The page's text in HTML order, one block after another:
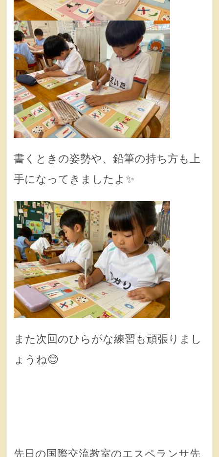
書くときの姿勢や、鉛筆の持ち方も上
手になってきましたよ✨
また次回のひらがな練習も頑張りまし
ょうね😊
先日の国際交流教室のエスペランサ先